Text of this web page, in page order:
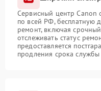
Сервисный центр Canon
по всей РФ, бесплатную
ремонт, включая
отслеживать статус
предоставляется
продления срока службы